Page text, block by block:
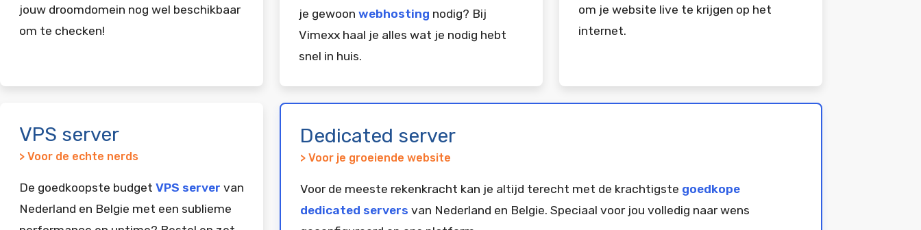
jouw droomdomein nog wel beschikbaar
om te checken!
je gewoon webhosting nodig? Bij
Vimexx haal je alles wat je nodig hebt
snel in huis.
om je website live te krijgen op het
internet.
VPS server
> Voor de echte nerds
De goedkoopste budget VPS server van
Nederland en Belgie met een sublieme
Dedicated server
> Voor je groeiende website
Voor de meeste rekenkracht kan je altijd terecht met de krachtigste goedkope
dedicated servers van Nederland en Belgie. Speciaal voor jou volledig naar wens